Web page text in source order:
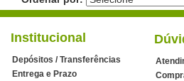
Institucional
Depósitos / Transferências
Entrega e Prazo